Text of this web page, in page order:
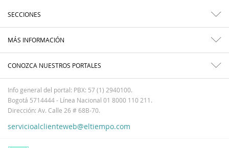
SECCIONES
MÁS INFORMACIÓN
CONOZCA NUESTROS PORTALES
Info general del portal: PBX: 57 (1) 2940100.
Bogotá 5714444 - Línea Nacional 01 8000 110 211.
Dirección: Av. Calle 26 # 68B-70.
servicioalclienteweb@eltiempo.com